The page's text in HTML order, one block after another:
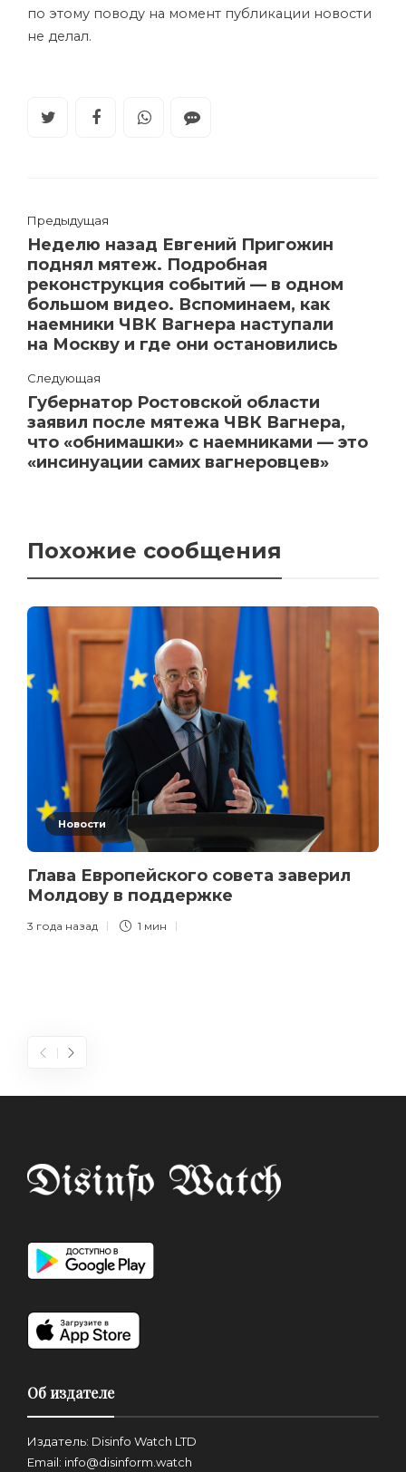
по этому поводу на момент публикации новости
не делал.
Предыдущая
Неделю назад Евгений Пригожин
поднял мятеж. Подробная
реконструкция событий — в одном
большом видео. Вспоминаем, как
наемники ЧВК Вагнера наступали
на Москву и где они остановились
Следующая
Губернатор Ростовской области
заявил после мятежа ЧВК Вагнера,
что «обнимашки» с наемниками — это
«инсинуации самих вагнеровцев»
Похожие сообщения
Новости
Глава Европейского совета заверил
Молдову в поддержке
3 года назад 1 мин
Об издателе
Издатель: Disinfo Watch LTD
Email: info@disinform.watch